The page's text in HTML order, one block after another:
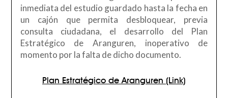
inmediata del estudio guardado hasta la fecha en
un cajón que permita desbloquear, previa
consulta ciudadana, el desarrollo del Plan
Estratégico de Aranguren, inoperativo de
momento por la falta de dicho documento.
Plan Estratégico de Aranguren (Link)